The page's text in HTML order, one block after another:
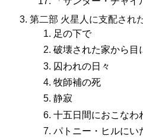
第二部 火星人に支配され
足の下で
破壊された家から目
囚われの日々
牧師補の死
静寂
十五日間におこなわ
パトニー・ヒルにい